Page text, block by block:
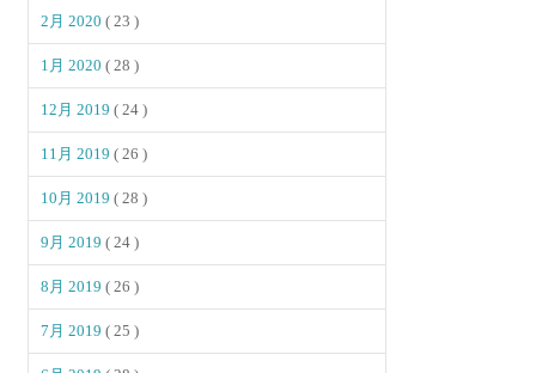
2月 2020( 23 )
1月 2020( 28 )
12月 2019( 24 )
11月 2019( 26 )
10月 2019( 28 )
9月 2019( 24 )
8月 2019( 26 )
7月 2019( 25 )